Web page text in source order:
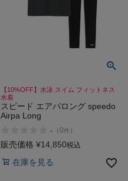
【10%OFF】水泳 スイム フィットネス
水着
スピード エアパロング speedo
Airpa Long
- （0件 ）
販売価格 ¥14,850税込
在庫を見る